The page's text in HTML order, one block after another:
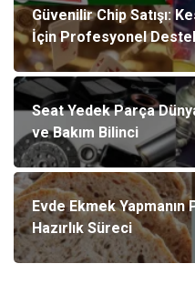
Güvenilir Chip Satışı:
İçin Profesyonel
Seat Yedek Parça
ve Bakım Bilinci
Evde Ekmek
Hazırlık Süreci